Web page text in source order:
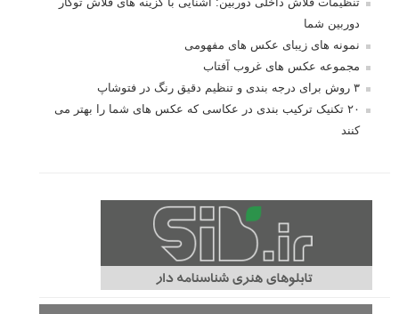
دوربین شما
نمونه های زیبای عکس های مفهومی
مجموعه عکس های غروب آفتاب
۳ روش برای درجه بندی و تنظیم دقیق رنگ در فتوشاپ
۲۰ تکنیک ترکیب بندی در عکاسی که عکس های شما را بهتر می
کنند